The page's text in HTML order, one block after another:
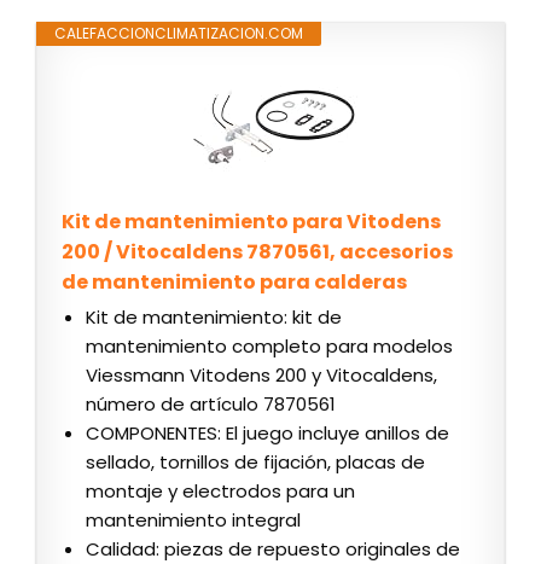
CALEFACCIONCLIMATIZACION.COM
Kit de mantenimiento para Vitodens
200 / Vitocaldens 7870561, accesorios
de mantenimiento para calderas
Kit de mantenimiento: kit de
mantenimiento completo para modelos
Viessmann Vitodens 200 y Vitocaldens,
número de artículo 7870561
COMPONENTES: El juego incluye anillos de
sellado, tornillos de fijación, placas de
montaje y electrodos para un
mantenimiento integral
Calidad: piezas de repuesto originales de